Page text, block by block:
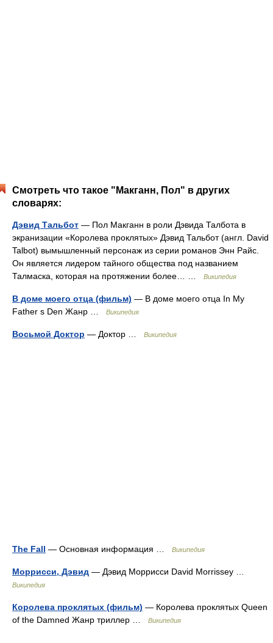
Смотреть что такое "Макганн, Пол" в других
словарях:
Дэвид Тальбот — Пол Макганн в роли Дэвида Талбота в
экранизации «Королева проклятых» Дэвид Тальбот (англ. David
Talbot) вымышленный персонаж из серии романов Энн Райс.
Он является лидером тайного общества под названием
Талмаска, которая на протяжении более… …
Википедия
В доме моего отца (фильм) — В доме моего отца In My
Father s Den Жанр …
Википедия
Восьмой Доктор — Доктор … Википедия
The Fall — Основная информация … Википедия
Моррисси, Дэвид — Дэвид Моррисси David Morrissey …
Википедия
Королева проклятых (фильм) — Королева проклятых Queen
of the Damned Жанр триллер …
Википедия